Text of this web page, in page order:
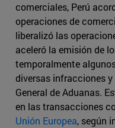
comerciales, Perú
operaciones de
liberalizó las
aceleró la emisión de
temporalmente
diversas infracciones
General de Aduanas.
en las transacciones
Unión Europea, según